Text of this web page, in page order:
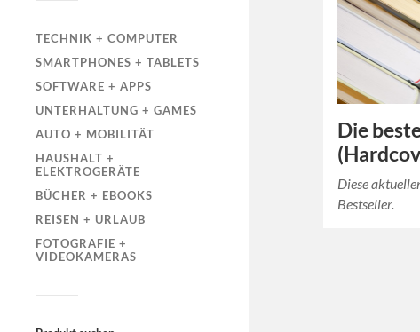
TECHNIK + COMPUTER
SMARTPHONES + TABLETS
SOFTWARE + APPS
UNTERHALTUNG + GAMES
AUTO + MOBILITÄT
HAUSHALT +
ELEKTROGERÄTE
BÜCHER + EBOOKS
REISEN + URLAUB
FOTOGRAFIE +
VIDEOKAMERAS
Die
Diese
Bestseller.